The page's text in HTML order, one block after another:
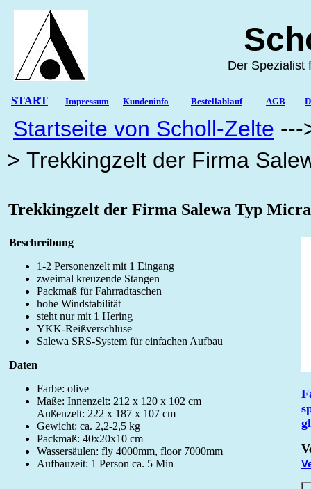
Der
START Impressum Kundeninfo Bestellablauf AGB
Startseite von Scholl-Zelte
> Trekkingzelt der Firma
Trekkingzelt der Firma Salewa Typ Micra
Beschreibung
1-2 Personenzelt mit 1 Eingang
zweimal kreuzende Stangen
Packmaß für Fahrradtaschen
hohe Windstabilität
steht nur mit 1 Hering
YKK-Reißverschlüse
Salewa SRS-System für einfachen Aufbau
Daten
Farbe: olive
Maße: Innenzelt: 212 x 120 x 102 cm
Außenzelt: 222 x 187 x 107 cm
Gewicht: ca. 2,2-2,5 kg
Packmaß: 40x20x10 cm
Wassersäulen: fly 4000mm, floor 7000mm
Aufbauzeit: 1 Person ca. 5 Min